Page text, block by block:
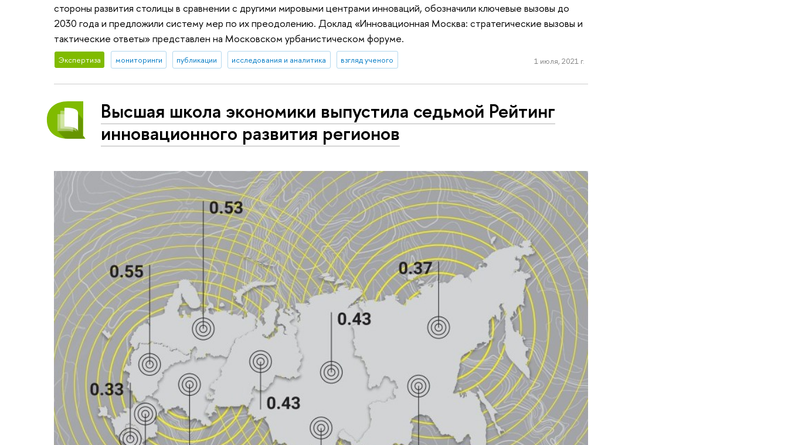
стороны развития столицы в сравнении с другими мировыми центрами инноваций, обозначили ключевые вызовы до
2030 года и предложили систему мер по их преодолению. Доклад «Инновационная Москва: стратегические вызовы и
тактические ответы» представлен на Московском урбанистическом форуме.
Экспертиза мониторинги публикации исследования и аналитика взгляд ученого 1 июля, 2021 г.
Высшая школа экономики выпустила седьмой Рейтинг
инновационного развития регионов